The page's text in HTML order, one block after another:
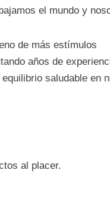
el mundo y
de más estímulos
años de
saludable en
al placer.